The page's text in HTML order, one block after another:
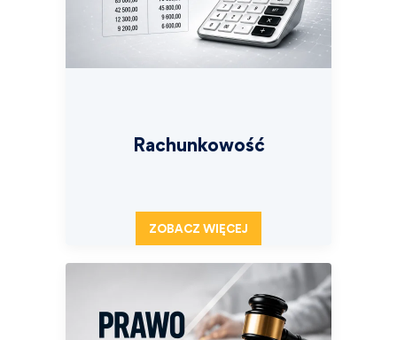
Rachunkowość
ZOBACZ WIĘCEJ